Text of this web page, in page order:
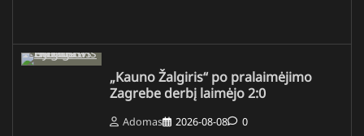
„Kauno Žalgiris“ po pralaimėjimo
Zagrebe derbį laimėjo 2:0
Adomas 2026-08-08 0